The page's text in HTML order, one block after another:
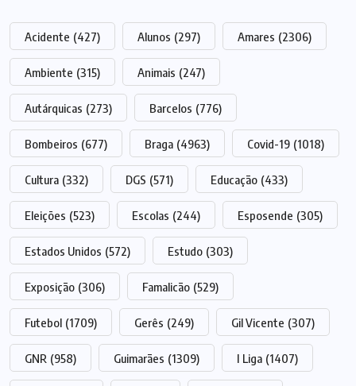
Acidente (427) Alunos (297) Amares (2306)
Ambiente (315) Animais (247)
Autárquicas (273) Barcelos (776)
Bombeiros (677) Braga (4963) Covid-19 (1018)
Cultura (332) DGS (571) Educação (433)
Eleições (523) Escolas (244) Esposende (305)
Estados Unidos (572) Estudo (303)
Exposição (306) Famalicão (529)
Futebol (1709) Gerês (249) Gil Vicente (307)
GNR (958) Guimarães (1309) I Liga (1407)